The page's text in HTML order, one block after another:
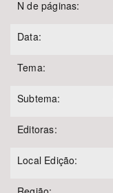
N de páginas:
Data:
Tema:
Subtema:
Editoras:
Local Edição: